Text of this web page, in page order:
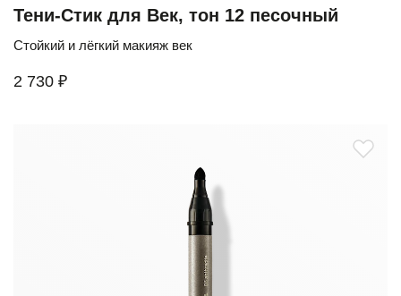
Тени-Стик для Век, тон 12 песочный
Стойкий и лёгкий макияж век
2 730 ₽